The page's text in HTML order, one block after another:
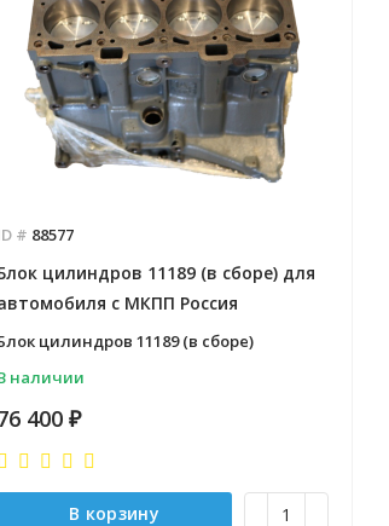
# 88577
цилиндров 11189 (в сборе) для
с МКПП Россия
цилиндров 11189 (в сборе)
наличии
400₽
В корзину